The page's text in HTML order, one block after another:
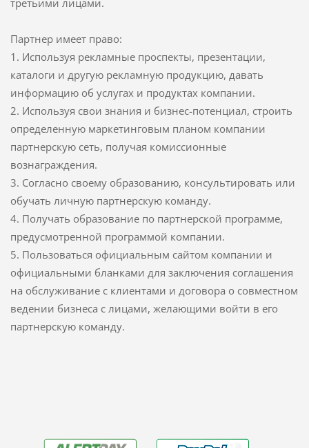
Партнер имеет право:
1. Используя рекламные проспекты, презентации,
каталоги и другую рекламную продукцию, давать
информацию об услугах и продуктах компании.
2. Используя свои знания и бизнес-потенциал, строить
определенную маркетинговым планом компании
партнерскую сеть, получая комиссионные
вознаграждения.
3. Согласно своему образованию, консультировать или
обучать личную партнерскую команду.
4. Получать образование по партнерской программе,
предусмотренной программой компании.
5. Пользоваться официальным сайтом компании и
официальными бланками для заключения соглашения
на обслуживание с клиентами и договора о совместном
ведении бизнеса с лицами, желающими войти в его
партнерскую команду.